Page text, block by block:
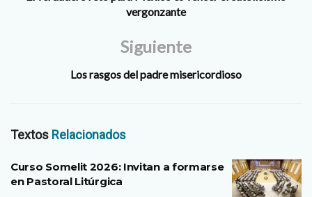
vergonzante
Siguiente
Los rasgos del padre misericordioso
Textos Relacionados
Curso Somelit 2026: Invitan a formarse
en Pastoral Litúrgica